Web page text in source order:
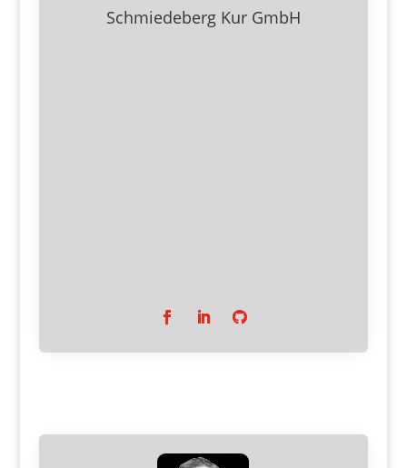
Schmiedeberg Kur GmbH